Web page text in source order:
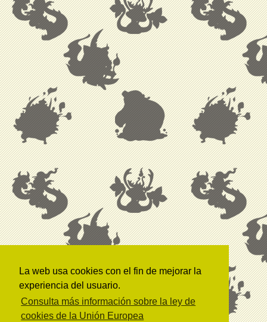
La web usa cookies con el fin de mejorar la
experiencia del usuario.
Consulta más información sobre la ley de
cookies de la Unión Europea